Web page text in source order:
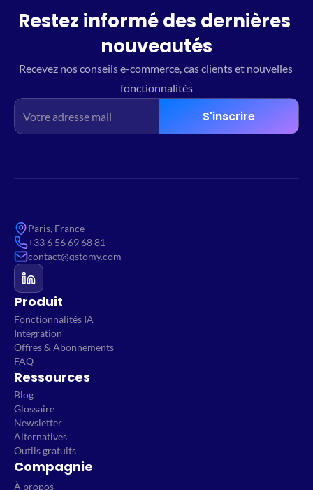
Restez informé des dernières
nouveautés
Recevez nos conseils e-commerce, cas clients et nouvelles
fonctionnalités
S'inscrire
Paris, France
+33 6 56 69 68 81
contact@qstomy.com
Produit
Fonctionnalités IA
Intégration
Offres & Abonnements
FAQ
Ressources
Blog
Glossaire
Newsletter
Alternatives
Outils gratuits
Compagnie
À propos